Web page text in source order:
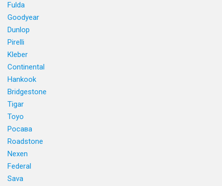
Fulda
Goodyear
Dunlop
Pirelli
Kleber
Continental
Hankook
Bridgestone
Tigar
Toyo
Росава
Roadstone
Nexen
Federal
Sava